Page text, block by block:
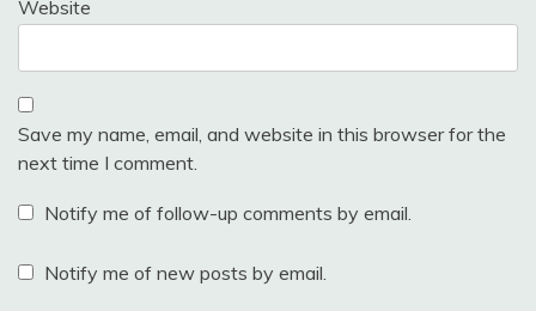
Website
Save my name, email, and website in this browser for the
next time I comment.
Notify me of follow-up comments by email.
Notify me of new posts by email.